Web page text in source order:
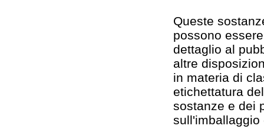
Queste
possono
dettaglio al
altre
in materia di
etichettatura
sostanze e dei
sull'imballaggio